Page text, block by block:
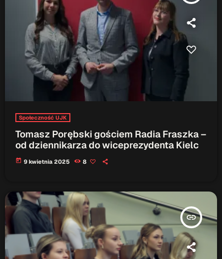
Społeczność UJK
Tomasz Porębski gościem Radia Fraszka –
od dziennikarza do wiceprezydenta Kielc
today 9 kwietnia 2025 8
insert_link